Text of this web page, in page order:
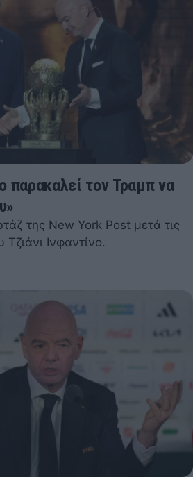
παρακαλεί τον Τραμπ να
της New York Post μετά τις
Τζιάνι Ινφαντίνο.